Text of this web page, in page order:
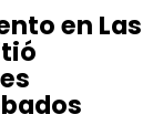
en Las